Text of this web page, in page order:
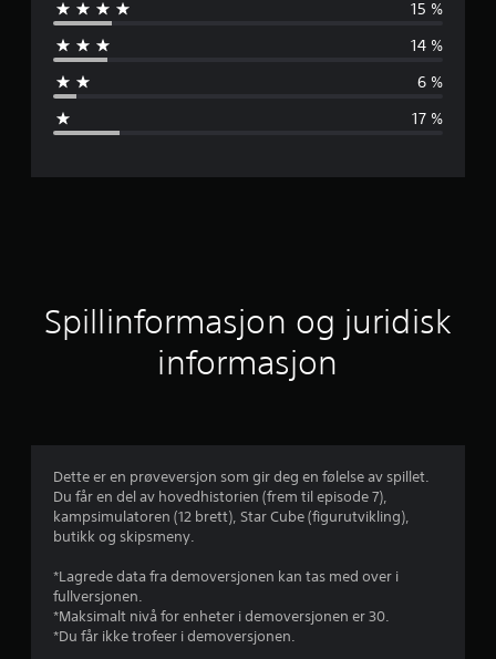
n
o
s
t
g
v
15 %
14 %
6 %
17 %
Spillinformasjon og juridisk
informasjon
Dette er en prøveversjon som gir deg en følelse av spillet.
Du får en del av hovedhistorien (frem til episode 7),
kampsimulatoren (12 brett), Star Cube (figurutvikling),
butikk og skipsmeny.
*Lagrede data fra demoversjonen kan tas med over i
fullversjonen.
*Maksimalt nivå for enheter i demoversjonen er 30.
*Du får ikke trofeer i demoversjonen.